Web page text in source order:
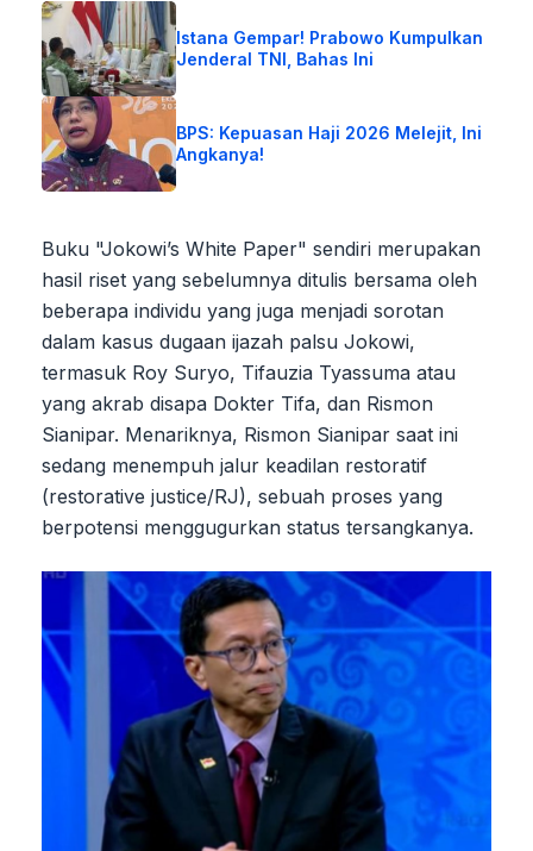
Istana Gempar! Prabowo Kumpulkan
Jenderal TNI, Bahas Ini
BPS: Kepuasan Haji 2026 Melejit, Ini
Angkanya!
Buku "Jokowi’s White Paper" sendiri merupakan
hasil riset yang sebelumnya ditulis bersama oleh
beberapa individu yang juga menjadi sorotan
dalam kasus dugaan ijazah palsu Jokowi,
termasuk Roy Suryo, Tifauzia Tyassuma atau
yang akrab disapa Dokter Tifa, dan Rismon
Sianipar. Menariknya, Rismon Sianipar saat ini
sedang menempuh jalur keadilan restoratif
(restorative justice/RJ), sebuah proses yang
berpotensi menggugurkan status tersangkanya.